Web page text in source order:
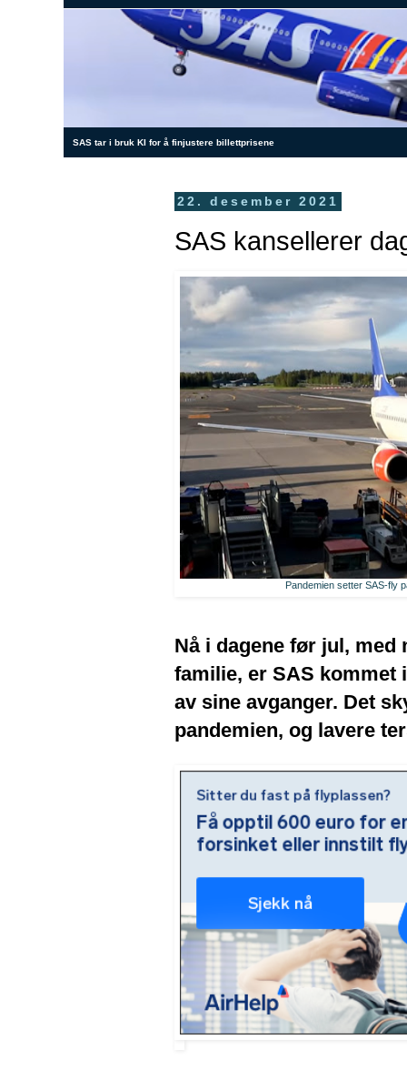
SAS tar i bruk KI for å finjustere billettprisene
22. desember 2021
SAS kansellerer
Pandemien setter SAS-fly
Nå i dagene før jul,
familie, er SAS kommet
av sine avganger. Det
pandemien, og lavere